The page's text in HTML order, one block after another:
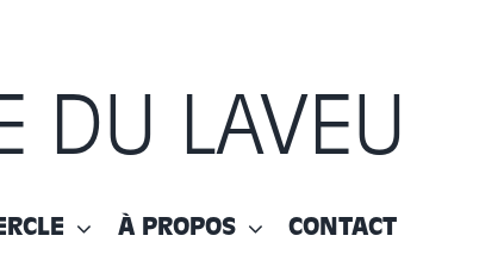
DU LAVEU
À PROPOS CONTACT